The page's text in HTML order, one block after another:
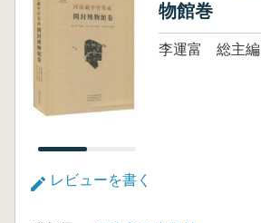
物館巻
李運富 総主編
レビューを書く